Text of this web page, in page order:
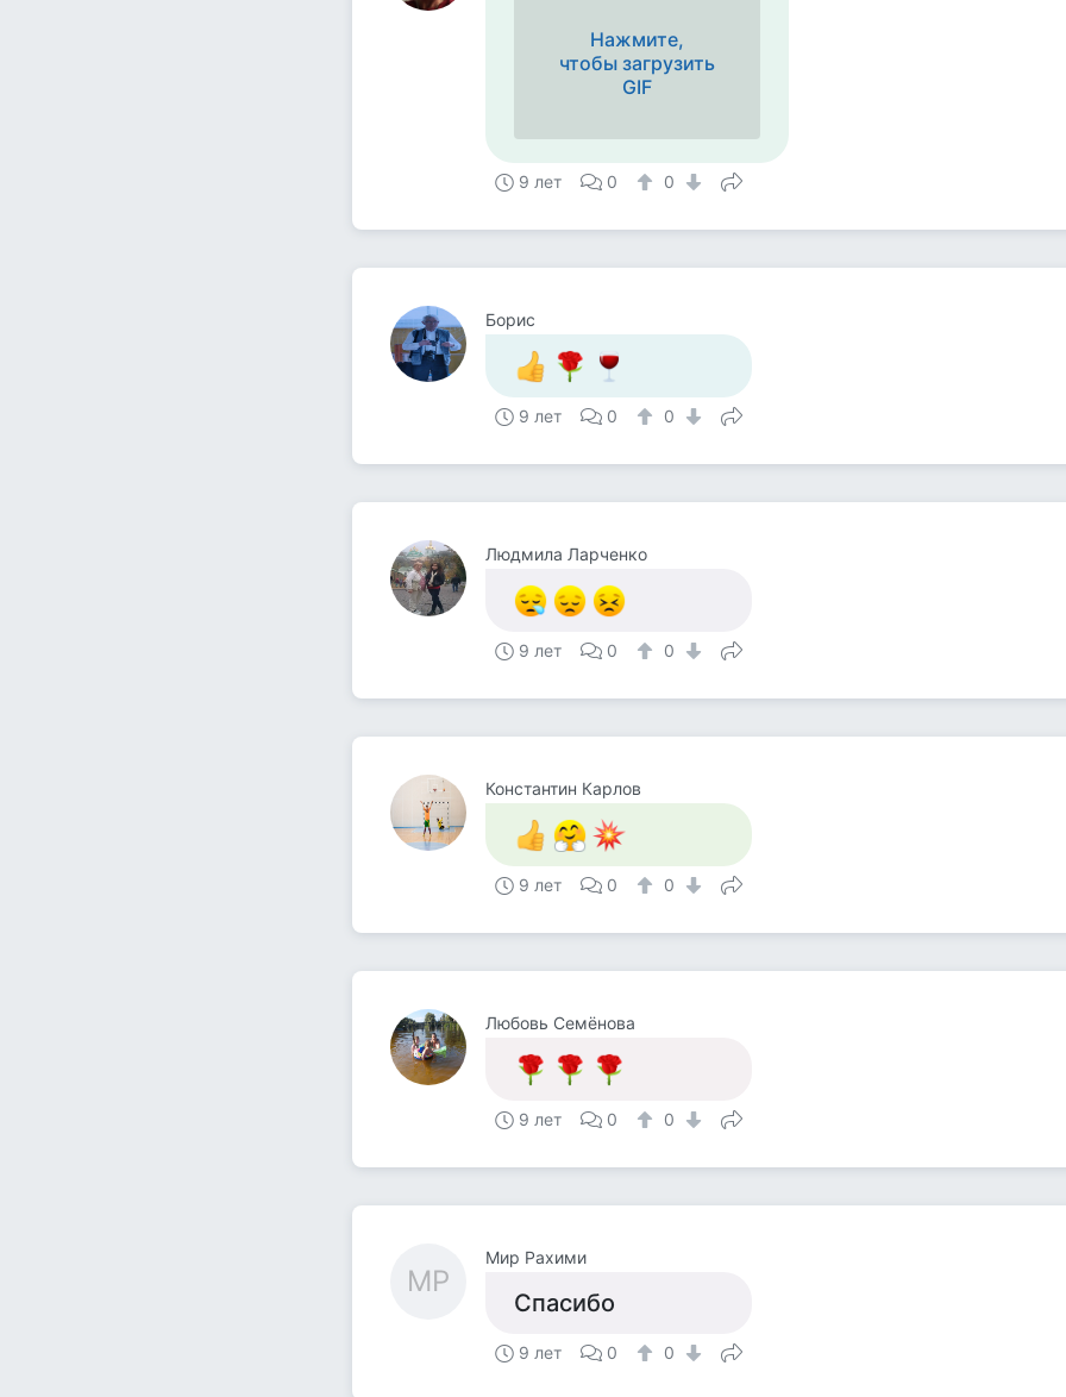
Нажмите,
чтобы загрузить
GIF
9 лет 0 0
Борис
9 лет 0 0
Людмила Ларченко
9 лет 0 0
Константин Карлов
9 лет 0 0
Любовь Семёнова
9 лет 0 0
МР
Мир Рахими
Спасибо
9 лет 0 0